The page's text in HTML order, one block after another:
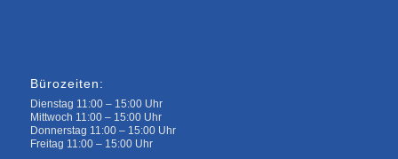
Bürozeiten:
Dienstag 11:00 – 15:00 Uhr
Mittwoch 11:00 – 15:00 Uhr
Donnerstag 11:00 – 15:00 Uhr
Freitag 11:00 – 15:00 Uhr